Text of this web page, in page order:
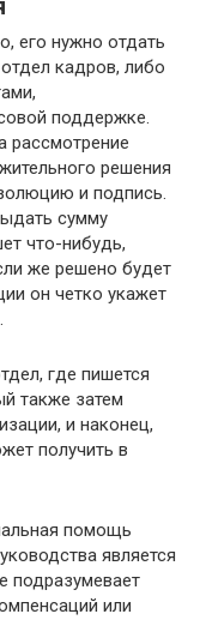
его нужно отдать
кадров, либо
поддержке.
рассмотрение
решения
и подпись.
сумму
что-нибудь,
же решено будет
он четко укажет
где пишется
также затем
и наконец,
получить в
помощь
является
подразумевает
или